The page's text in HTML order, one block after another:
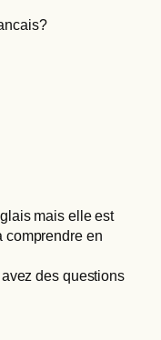
mais elle est
comprendre en
des questions